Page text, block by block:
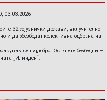
03.03.2026
32 сојузнички држави, вклучително
и да обезбедат колективна одбрана на
сè најдобро. Останете безбедни –
„Илинден“.